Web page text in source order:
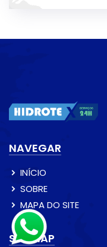
NAVEGAR
INÍCIO
SOBRE
MAPA DO SITE
SITEMAP